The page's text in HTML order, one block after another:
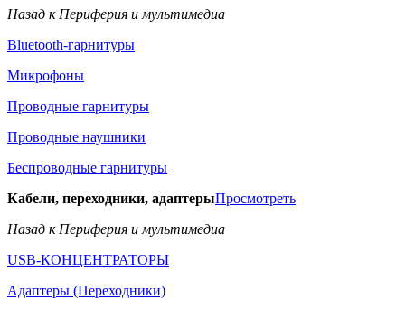
Назад к Периферия и мультимедиа
Bluetooth-гарнитуры
Микрофоны
Проводные гарнитуры
Проводные наушники
Беспроводные гарнитуры
Кабели, переходники, адаптерыПросмотреть
Назад к Периферия и мультимедиа
USB-КОНЦЕНТРАТОРЫ
Адаптеры (Переходники)